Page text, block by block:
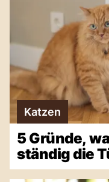
Katzen
5 Gründe,
ständig die